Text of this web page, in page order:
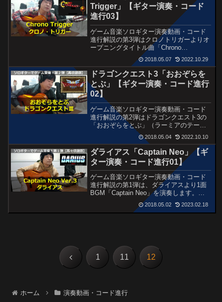
Trigger」【ギター演奏・コード
進行03】
ゲーム音楽ソロギター演奏動画・コード
進行解説の第3弾はクロノトリガーよりオ
ープニングタイトル曲「Chrono
Trigger」。このメロディーはクロノシリ
ーズを通して繰り返し出てきます。
2018.05.07 2022.10.29
ドラゴンクエスト3「おおぞらを
とぶ」【ギター演奏・コード進行
02】
ゲーム音楽ソロギター演奏動画・コード
進行解説の第2弾はドラゴンクエスト3の
「おおぞらをとぶ」（ラーミアのテー
マ）を、完全ソロギターのバラード演奏
2018.05.04 2022.10.10
ダライアス「Captain Neo」【ギ
ター演奏・コード進行01】
ゲーム音楽ソロギター演奏動画・コード
進行解説の第1弾は、ダライアスより1面
BGM「Captain Neo」を演奏します。ギ
ターならではのスピーディーなアレンジ
2018.05.02 2023.02.18
前 1 11 12
ホーム 演奏動画・コード進行